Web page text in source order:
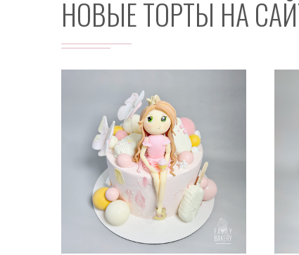
НОВЫЕ ТОРТЫ НА